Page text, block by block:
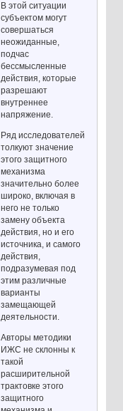
В этой ситуации
субъектом могут
совершаться
неожиданные,
подчас
бессмысленные
действия, которые
разрешают
внутреннее
напряжение.
Ряд исследователей
толкуют значение
этого защитного
механизма
значительно более
широко, включая в
него не только
замену объекта
действия, но и его
источника, и самого
действия,
подразумевая под
этим различные
варианты
замещающей
деятельности.
Авторы методики
ИЖС не склонны к
такой
расширительной
трактовке этого
защитного